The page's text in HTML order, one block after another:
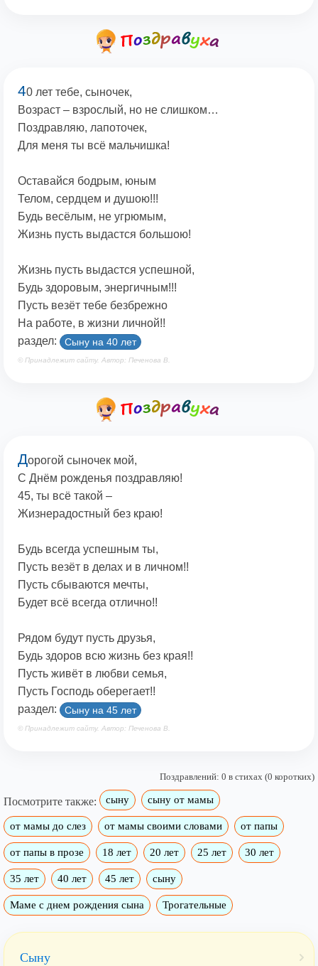
40 лет тебе, сыночек,
Возраст – взрослый, но не слишком…
Поздравляю, лапоточек,
Для меня ты всё мальчишка!
Оставайся бодрым, юным
Телом, сердцем и душою!!!
Будь весёлым, не угрюмым,
Жизнь пусть выдастся большою!
Жизнь пусть выдастся успешной,
Будь здоровым, энергичным!!!
Пусть везёт тебе безбрежно
На работе, в жизни личной!!
раздел:
Сыну на 40 лет
© Принадлежит сайту. Автор: Печенова В.
Дорогой сыночек мой,
С Днём рожденья поздравляю!
45, ты всё такой –
Жизнерадостный без краю!
Будь всегда успешным ты,
Пусть везёт в делах и в личном!!
Пусть сбываются мечты,
Будет всё всегда отлично!!
Рядом будут пусть друзья,
Будь здоров всю жизнь без края!!
Пусть живёт в любви семья,
Пусть Господь оберегает!!
раздел:
Сыну на 45 лет
© Принадлежит сайту. Автор: Печенова В.
Поздравлений: 0 в стихах (0 коротких)
Посмотрите также: сыну сыну от мамы
от мамы до слез от мамы своими словами от папы
от папы в прозе 18 лет 20 лет 25 лет 30 лет
35 лет 40 лет 45 лет сыну
Маме с днем рождения сына Трогательные
Сыну